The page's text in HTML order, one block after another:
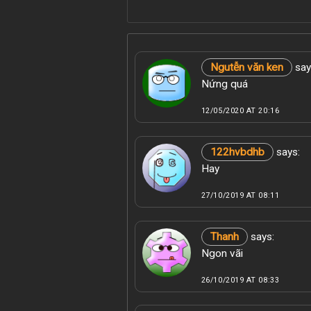
Ngutễn văn ken
Nứng quá
12/05/2020 AT 20:16
122hvbdhb
says:
Hay
27/10/2019 AT 08:11
Thanh
says:
Ngon vãi
26/10/2019 AT 08:33